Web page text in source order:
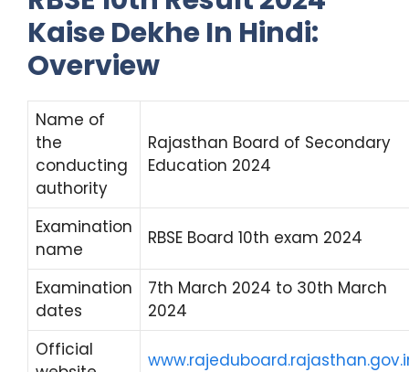
Kaise Dekhe In Hindi:
Overview
Name of
the
conducting
authority
Rajasthan Board of Secondary
Education 2024
Examination
name
RBSE Board 10th exam 2024
Examination
dates
7th March 2024 to 30th March
2024
Official